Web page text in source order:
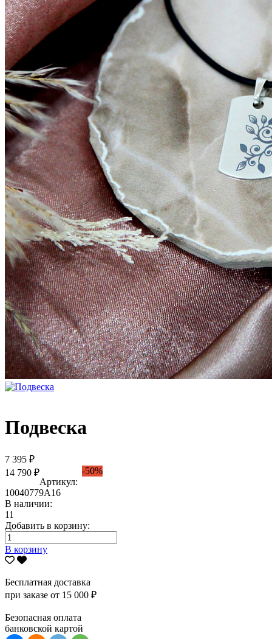
Подвеска
7 395 ₽
14 790 ₽
-50%
Артикул:
10040779А16
В наличии:
11
Добавить в корзину:
В корзину
Бесплатная доставка
при заказе от 15 000 ₽
Безопасная оплата
банковской картой